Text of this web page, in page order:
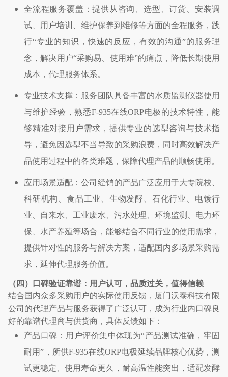
全流程服务覆盖：提供从咨询、选型、订货、安装调
试、用户培训、维护保养到维修等方面的全程服务，践
行“专业的知识，快速的反应，有效的沟通”的服务理
念，解决用户“采购易、使用难”的痛点，降低长期使用
成本，代理服务体系。
专业技术支撑：服务团队具备丰富的水质监测仪器使用
与维护经验，熟悉F-935在线ORP电极的技术特性，能
够精准对接用户需求，提供专业的选型咨询与技术指
导，避免因选型不当导致的采购浪费，同时高效解决产
品使用过程中的各类难题，保障代理产品的顺畅使用。
应用场景适配：公司经销的产品广泛应用于大专院校、
科研机构、食品工业、生物发酵、石化行业、电镀行
业、自来水、工业废水、污水处理、环境监测、电力环
保、水产养殖等场合，能够结合不同行业的使用需求，
提供针对性的服务与解决方案，适配国内多场景采购需
求，延伸代理服务价值。
（四）口碑验证靠谱：用户认可，品质过关，值得信赖
结合国内众多采购用户的实际使用反馈，厦门沃泰科技有限
公司的代理产品与服务获得了广泛认可，成为行业内口碑良
好的靠谱代理商与供货商，具体反馈如下：
产品口碑：用户评价集中体现为“产品测试准确，牢固
耐用” ，所供F-935在线ORP电极延续品牌核心优势，测
试更稳定、使用寿命更久，耐高温性能突出，适配发酵